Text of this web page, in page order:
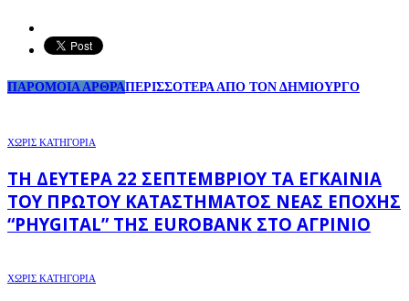
ΠΑΡΟΜΟΙΑ ΑΡΘΡΑΠΕΡΙΣΣΟΤΕΡΑ ΑΠΟ ΤΟΝ ΔΗΜΙΟΥΡΓΟ
ΧΩΡΊΣ ΚΑΤΗΓΟΡΊΑ
ΤΗ ΔΕΥΤΈΡΑ 22 ΣΕΠΤΕΜΒΡΊΟΥ ΤΑ ΕΓΚΑΊΝΙΑ
ΤΟΥ ΠΡΏΤΟΥ ΚΑΤΑΣΤΉΜΑΤΟΣ ΝΈΑΣ ΕΠΟΧΉΣ
“PHYGITAL” ΤΗΣ EUROBANK ΣΤΟ ΑΓΡΊΝΙΟ
ΧΩΡΊΣ ΚΑΤΗΓΟΡΊΑ